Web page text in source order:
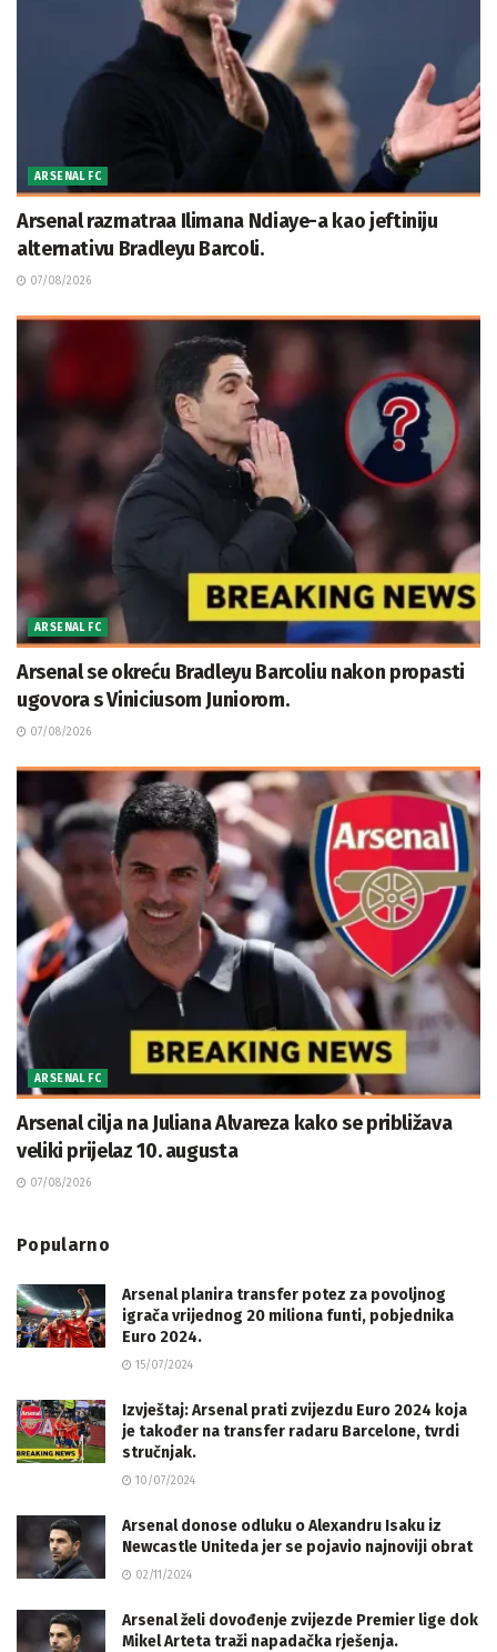
ARSENAL FC
Arsenal razmatraa Ilimana Ndiaye-a kao jeftiniju
alternativu Bradleyu Barcoli.
07/08/2026
ARSENAL FC
Arsenal se okreću Bradleyu Barcoliu nakon propasti
ugovora s Viniciusom Juniorom.
07/08/2026
ARSENAL FC
Arsenal cilja na Juliana Alvareza kako se približava
veliki prijelaz 10. augusta
07/08/2026
Popularno
Arsenal planira transfer potez za povoljnog
igrača vrijednog 20 miliona funti, pobjednika
Euro 2024.
15/07/2024
Izvještaj: Arsenal prati zvijezdu Euro 2024 koja
je također na transfer radaru Barcelone, tvrdi
stručnjak.
10/07/2024
Arsenal donose odluku o Alexandru Isaku iz
Newcastle Uniteda jer se pojavio najnoviji obrat
02/11/2024
Arsenal želi dovođenje zvijezde Premier lige dok
Mikel Arteta traži napadačka rješenja.